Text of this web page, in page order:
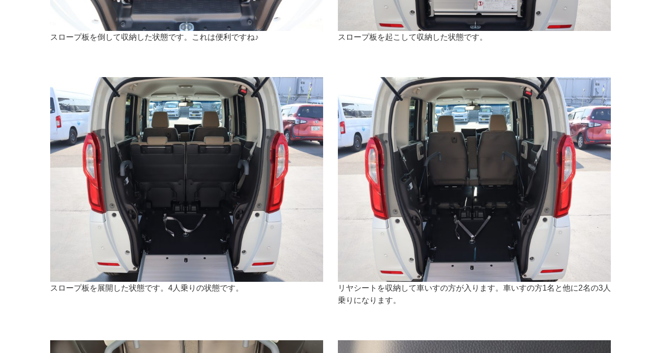
スロープ板を倒して収納した状態です。これは便利ですね♪ スロープ板を起こして収納した状態です。
スロープ板を展開した状態です。4人乗りの状態です。
リヤシートを収納して車いすの方が入ります。車いすの方1名と他に2名の3人
乗りになります。